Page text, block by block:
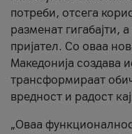
потреби, отсега
разменат гигабајти,
пријател. Со оваа
Македонија создава
трансформираат
вредност и радост
„Оваа